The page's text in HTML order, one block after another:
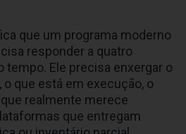
que um programa moderno
responder a quatro
tempo. Ele precisa enxergar o
que está em execução, o
realmente merece
que entregam